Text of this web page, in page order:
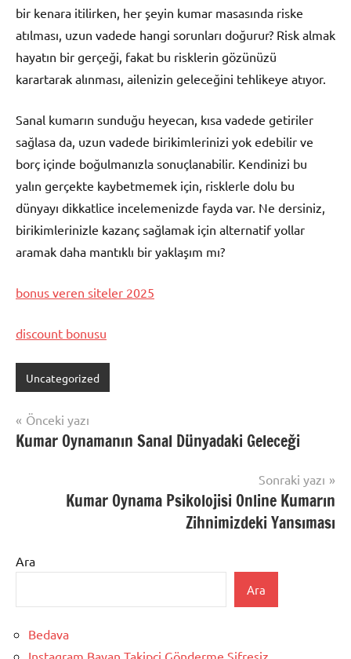
bir kenara itilirken, her şeyin kumar masasında riske
atılması, uzun vadede hangi sorunları doğurur? Risk almak
hayatın bir gerçeği, fakat bu risklerin gözünüzü
karartarak alınması, ailenizin geleceğini tehlikeye atıyor.
Sanal kumarın sunduğu heyecan, kısa vadede getiriler
sağlasa da, uzun vadede birikimlerinizi yok edebilir ve
borç içinde boğulmanızla sonuçlanabilir. Kendinizi bu
yalın gerçekte kaybetmemek için, risklerle dolu bu
dünyayı dikkatlice incelemenizde fayda var. Ne dersiniz,
birikimlerinizle kazanç sağlamak için alternatif yollar
aramak daha mantıklı bir yaklaşım mı?
bonus veren siteler 2025
discount bonusu
Uncategorized
Yazı
gezinmesi
Önceki yazı
Kumar Oynamanın Sanal Dünyadaki Geleceği
Sonraki yazı
Kumar Oynama Psikolojisi Online Kumarın
Zihnimizdeki Yansıması
Ara
Ara
Bedava